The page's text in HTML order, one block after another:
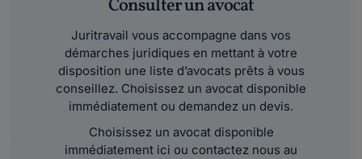
Consulter un avocat
Juritravail vous accompagne dans vos
démarches juridiques en mettant à votre
disposition une liste d’avocats prêts à vous
conseillez. Choisissez un avocat disponible
immédiatement ou demandez un devis.
Choisissez un avocat disponible
immédiatement ici ou contactez nous au